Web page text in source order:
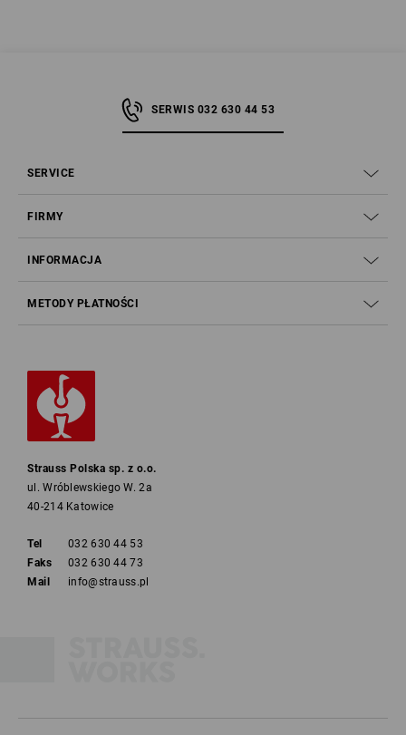
SERWIS 032 630 44 53
SERVICE
FIRMY
INFORMACJA
METODY PŁATNOŚCI
Strauss Polska sp. z o.o.
ul. Wróblewskiego W. 2a
40-214 Katowice
Tel
032 630 44 53
Faks
032 630 44 73
Mail
info@strauss.pl